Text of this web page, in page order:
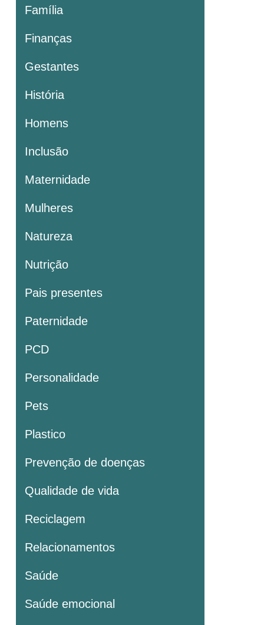
Família
Finanças
Gestantes
História
Homens
Inclusão
Maternidade
Mulheres
Natureza
Nutrição
Pais presentes
Paternidade
PCD
Personalidade
Pets
Plastico
Prevenção de doenças
Qualidade de vida
Reciclagem
Relacionamentos
Saúde
Saúde emocional